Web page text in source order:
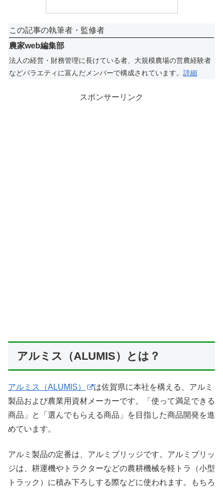
この記事の執筆者・監修者
農家web編集部
法人の経営・財務管理に長けている者、大規模農場の営農経験者
などバラエティに富んだメンバーで構成されています。 詳細
スポンサーリンク
アルミス（ALUMIS）とは？
アルミス（ALUMIS）
は佐賀県に本社を構える、アルミ
製品および農業用資材メーカーです。「使って満足できる
商品」と「選んでもらえる商品」を目指した商品開発を進
めています。
アルミ製品の定番は、アルミブリッジです。アルミブリッ
ジは、耕運機やトラクターなどの農耕機械を軽トラ（小型
トラック）に積み下ろしする際などに使われます。もちろ